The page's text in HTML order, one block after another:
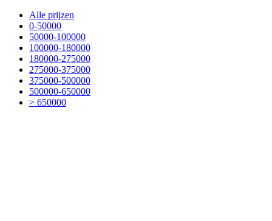
Alle prijzen
0-50000
50000-100000
100000-180000
180000-275000
275000-375000
375000-500000
500000-650000
> 650000